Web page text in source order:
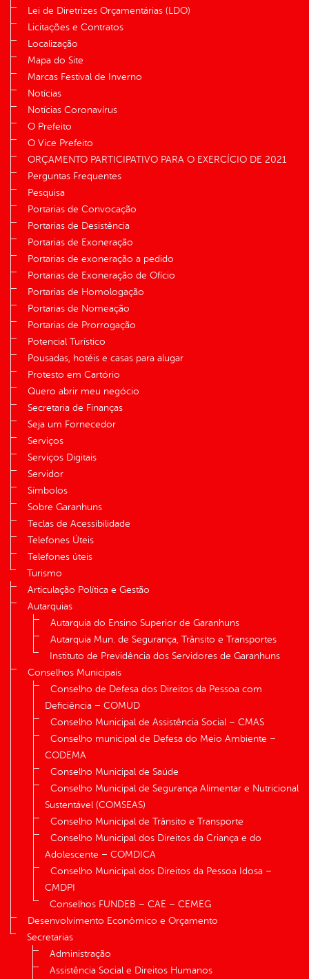
Lei de Diretrizes Orçamentárias (LDO)
Licitações e Contratos
Localização
Mapa do Site
Marcas Festival de Inverno
Notícias
Notícias Coronavírus
O Prefeito
O Vice Prefeito
ORÇAMENTO PARTICIPATIVO PARA O EXERCÍCIO DE 2021
Perguntas Frequentes
Pesquisa
Portarias de Convocação
Portarias de Desistência
Portarias de Exoneração
Portarias de exoneração a pedido
Portarias de Exoneração de Ofício
Portarias de Homologação
Portarias de Nomeação
Portarias de Prorrogação
Potencial Turístico
Pousadas, hotéis e casas para alugar
Protesto em Cartório
Quero abrir meu negócio
Secretaria de Finanças
Seja um Fornecedor
Serviços
Serviços Digitais
Servidor
Símbolos
Sobre Garanhuns
Teclas de Acessibilidade
Telefones Úteis
Telefones úteis
Turismo
Articulação Política e Gestão
Autarquias
Autarquia do Ensino Superior de Garanhuns
Autarquia Mun. de Segurança, Trânsito e Transportes
Instituto de Previdência dos Servidores de Garanhuns
Conselhos Municipais
Conselho de Defesa dos Direitos da Pessoa com
Deficiência – COMUD
Conselho Municipal de Assistência Social – CMAS
Conselho municipal de Defesa do Meio Ambiente –
CODEMA
Conselho Municipal de Saúde
Conselho Municipal de Segurança Alimentar e Nutricional
Sustentável (COMSEAS)
Conselho Municipal de Trânsito e Transporte
Conselho Municipal dos Direitos da Criança e do
Adolescente – COMDICA
Conselho Municipal dos Direitos da Pessoa Idosa –
CMDPI
Conselhos FUNDEB – CAE – CEMEG
Desenvolvimento Econômico e Orçamento
Secretarias
Administração
Assistência Social e Direitos Humanos